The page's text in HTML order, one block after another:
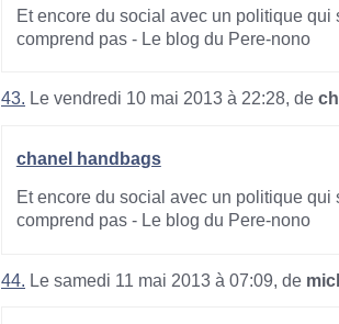
Et encore du social avec un politique qui
comprend pas - Le blog du Pere-nono
43. Le vendredi 10 mai 2013 à 22:28, de
chanel handbags
Et encore du social avec un politique qui
comprend pas - Le blog du Pere-nono
44. Le samedi 11 mai 2013 à 07:09, de